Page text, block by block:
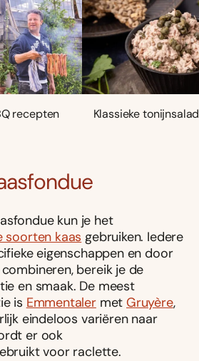
recepten
Klassieke
kun je het
soorten kaas gebruiken. Iedere
eigenschappen en door
bereik je de
en smaak. De meest
is Emmentalermet Gruyère,
eindeloos variëren naar
er ook
voor raclette.